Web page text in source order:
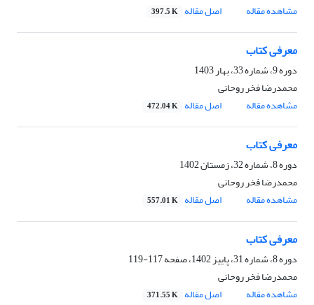
مشاهده مقاله
اصل مقاله 397.5 K
معرفی کتاب
دوره 9، شماره 33، بهار 1403
محمدرضا فخر روحانی
مشاهده مقاله
اصل مقاله 472.04 K
معرفی کتاب
دوره 8، شماره 32، زمستان 1402
محمدرضا فخر روحانی
مشاهده مقاله
اصل مقاله 557.01 K
معرفی کتاب
دوره 8، شماره 31، پاییز 1402، صفحه
117-119
محمدرضا فخر روحانی
مشاهده مقاله
اصل مقاله 371.55 K